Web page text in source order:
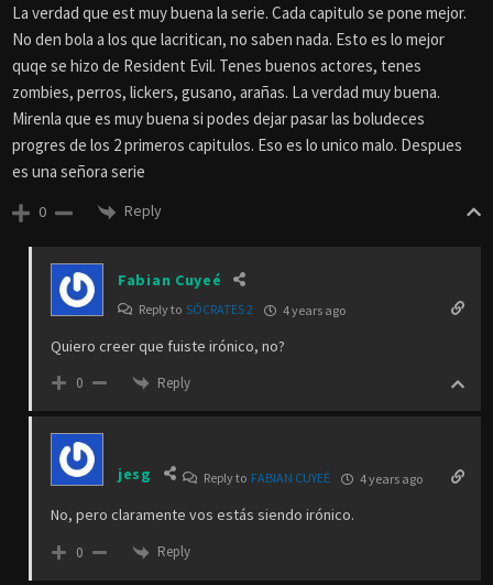
La verdad que est muy buena la serie. Cada capitulo se pone mejor.
No den bola a los que lacritican, no saben nada. Esto es lo mejor
quqe se hizo de Resident Evil. Tenes buenos actores, tenes
zombies, perros, lickers, gusano, arañas. La verdad muy buena.
Mirenla que es muy buena si podes dejar pasar las boludeces
progres de los 2 primeros capitulos. Eso es lo unico malo. Despues
es una señora serie
0 Reply
Fabian Cuyeé
Reply to SÓCRATES 2 4 years ago
Quiero creer que fuiste irónico, no?
0 Reply
jesg Reply to FABIAN CUYEÉ 4 years ago
No, pero claramente vos estás siendo irónico.
0 Reply